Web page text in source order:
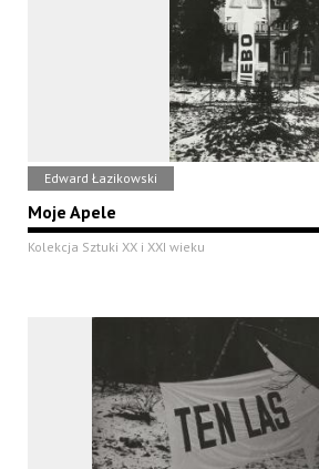
Edward Łazikowski
Moje Apele
Kolekcja Sztuki XX i XXI wieku